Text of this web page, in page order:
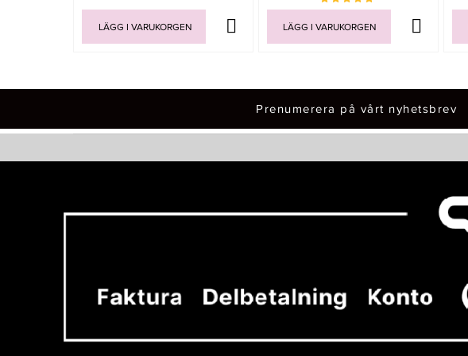
LÄGG I VARUKORGEN LÄGG I VARUKORGEN
Prenumerera på vårt nyhetsbrev